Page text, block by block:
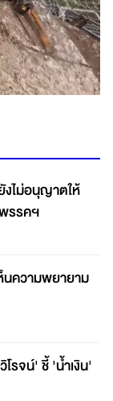
ไม่อนุญาตให้
รรคฯ
นความพยายาม
รจน์' ชี้ 'น้ำเงิน'